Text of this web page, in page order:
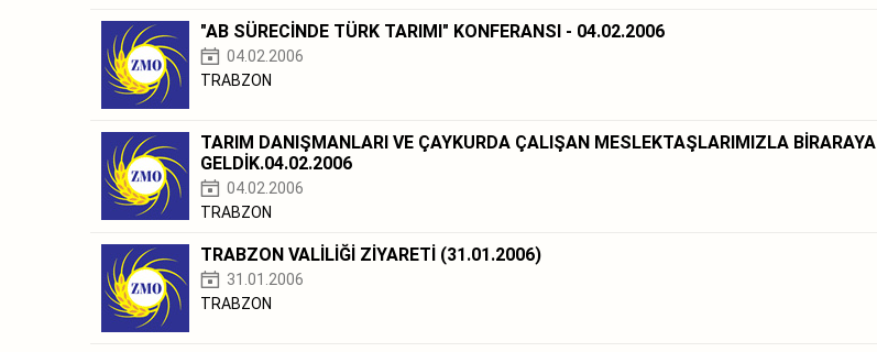
"AB SÜRECİNDE TÜRK TARIMI" KONFERANSI - 04.02.2006
04.02.2006
TRABZON
TARIM DANIŞMANLARI VE ÇAYKURDA ÇALIŞAN MESLEKTAŞLARIMIZLA BİRARAYA
GELDİK.04.02.2006
04.02.2006
TRABZON
TRABZON VALİLİĞİ ZİYARETİ (31.01.2006)
31.01.2006
TRABZON